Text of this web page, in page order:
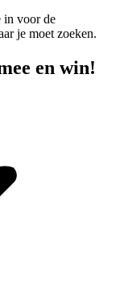
in voor de
je moet zoeken.
en win!